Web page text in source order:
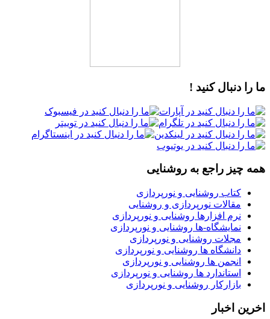
ما را دنبال کنید !
همه چیز راجع به روشنایی
کتاب روشنایی و نورپردازی
مقالات نورپردازی و روشنایی
نرم افزارها روشنایی و نورپردازی
نمایشگاه-ها روشنایی و نورپردازی
مجلات روشنایی و نورپردازی
دانشگاه ها روشنایی و نورپردازی
انجمن ها روشنایی و نورپردازی
استاندارد ها روشنایی و نورپردازی
بازارکار روشنایی و نورپردازی
اخرین اخبار